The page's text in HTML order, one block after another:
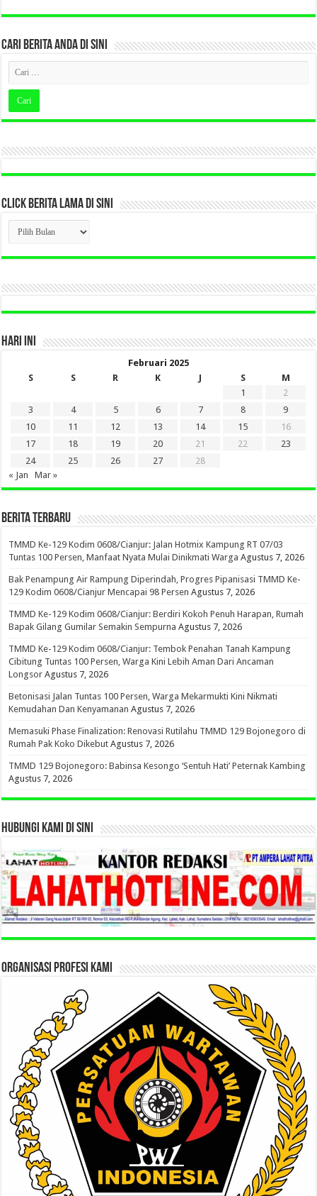
CARI BERITA ANDA DI SINI
CLICK BERITA LAMA DI SINI
CLICK
BERITA
LAMA
DI
HARI INI
Februari 2025
S
S R K J S
M
1
2
3
4 5 6 7 8
9
10
11 12 13 14 15
16
17
18 19 20 21 22
23
24
25 26 27
28
« Jan
Mar »
BERITA TERBARU
TMMD Ke-129 Kodim 0608/Cianjur: Jalan Hotmix Kampung RT 07/03
Tuntas 100 Persen, Manfaat Nyata Mulai Dinikmati Warga Agustus 7, 2026
Bak Penampung Air Rampung Diperindah, Progres Pipanisasi TMMD Ke-
129 Kodim 0608/Cianjur Mencapai 98 Persen Agustus 7, 2026
TMMD Ke-129 Kodim 0608/Cianjur: Berdiri Kokoh Penuh Harapan, Rumah
Bapak Gilang Gumilar Semakin Sempurna Agustus 7, 2026
TMMD Ke-129 Kodim 0608/Cianjur: Tembok Penahan Tanah Kampung
Cibitung Tuntas 100 Persen, Warga Kini Lebih Aman Dari Ancaman
Longsor Agustus 7, 2026
Betonisasi Jalan Tuntas 100 Persen, Warga Mekarmukti Kini Nikmati
Kemudahan Dan Kenyamanan Agustus 7, 2026
Memasuki Phase Finalization: Renovasi Rutilahu TMMD 129 Bojonegoro di
Rumah Pak Koko Dikebut Agustus 7, 2026
TMMD 129 Bojonegoro: Babinsa Kesongo ‘Sentuh Hati’ Peternak Kambing
Agustus 7, 2026
HUBUNGI KAMI DI SINI
ORGANISASI PROFESI KAMI